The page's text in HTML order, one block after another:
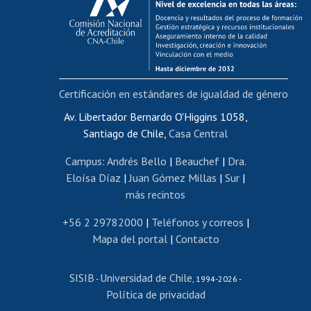
Postulación al AUCAI
Funcionarias/os
Cursos internos de capacitación
Bienestar del personal
Portal de movilidad interna
Certificado de renta
Certificado de renta honorarios
Editar páginas blancas
Extranjeras/os
Revalidación y reconocimiento de títulos
Postulación al Programa de Movilidad Estudiantil
Cursos de español
Av. Libertador Bernardo O'Higgins 1058,
Santiago de Chile, Casa Central
Campus: Andrés Bello | Beauchef| Dra.
Eloísa Díaz | Juan Gómez Millas | Sur |
más recintos
+56 2 29782000 | Teléfonos y correos |
Mapa del portal| Contacto
SISIB - Universidad de Chile , 1994-2026 -
Política de privacidad
Certificación en estándares de igualdad de género